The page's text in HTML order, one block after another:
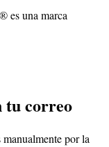
es una marca
tu correo
por la